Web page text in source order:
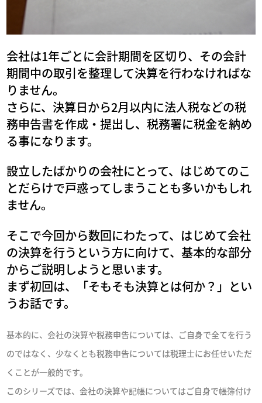
会社は1年ごとに会計期間を区切り、その会計
期間中の取引を整理して決算を行わなければな
りません。
さらに、決算日から2月以内に法人税などの税
務申告書を作成・提出し、税務署に税金を納め
る事になります。
設立したばかりの会社にとって、はじめてのこ
とだらけで戸惑ってしまうことも多いかもしれ
ません。
そこで今回から数回にわたって、はじめて会社
の決算を行うという方に向けて、基本的な部分
からご説明しようと思います。
まず初回は、「そもそも決算とは何か？」とい
うお話です。
基本的に、会社の決算や税務申告については、ご自身で全てを行う
のではなく、少なくとも税務申告については税理士にお任せいただ
くことが一般的です。
このシリーズでは、会社の決算や記帳についてはご自身で帳簿付け